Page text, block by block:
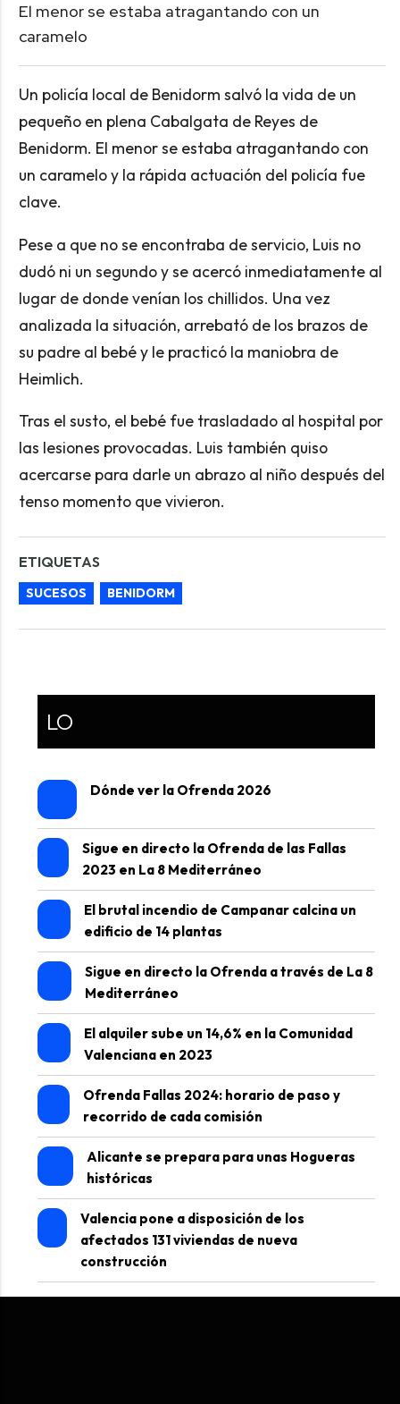
El menor se estaba atragantando con un
caramelo
Un policía local de Benidorm salvó la vida de un
pequeño en plena Cabalgata de Reyes de
Benidorm. El menor se estaba atragantando con
un caramelo y la rápida actuación del policía fue
clave.
Pese a que no se encontraba de servicio, Luis no
dudó ni un segundo y se acercó inmediatamente al
lugar de donde venían los chillidos. Una vez
analizada la situación, arrebató de los brazos de
su padre al bebé y le practicó la maniobra de
Heimlich.
Tras el susto, el bebé fue trasladado al hospital por
las lesiones provocadas. Luis también quiso
acercarse para darle un abrazo al niño después del
tenso momento que vivieron.
ETIQUETAS
SUCESOS BENIDORM
LO
Dónde ver la Ofrenda 2026
Sigue en directo la Ofrenda de las Fallas
2023 en La 8 Mediterráneo
El brutal incendio de Campanar calcina un
edificio de 14 plantas
Sigue en directo la Ofrenda a través de La 8
Mediterráneo
El alquiler sube un 14,6% en la Comunidad
Valenciana en 2023
Ofrenda Fallas 2024: horario de paso y
recorrido de cada comisión
Alicante se prepara para unas Hogueras
históricas
Valencia pone a disposición de los
afectados 131 viviendas de nueva
construcción